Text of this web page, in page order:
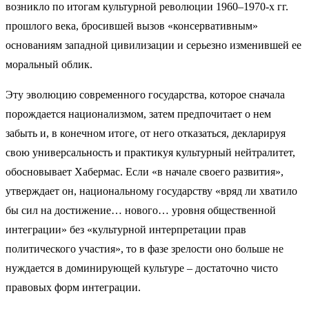
возникло по итогам культурной революции 1960–1970-х гг.
прошлого века, бросившей вызов «консервативным»
основаниям западной цивилизации и серьезно изменившей ее
моральный облик.
Эту эволюцию современного государства, которое сначала
порождается национализмом, затем предпочитает о нем
забыть и, в конечном итоге, от него отказаться, декларируя
свою универсальность и практикуя культурный нейтралитет,
обосновывает Хабермас. Если «в начале своего развития»,
утверждает он, национальному государству «вряд ли хватило
бы сил на достижение… нового… уровня общественной
интеграции» без «культурной интерпретации прав
политического участия», то в фазе зрелости оно больше не
нуждается в доминирующей культуре – достаточно чисто
правовых форм интеграции.